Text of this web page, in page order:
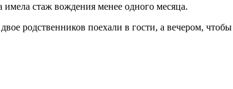
стаж вождения менее одного месяца.
родственников поехали в гости, а вечером,